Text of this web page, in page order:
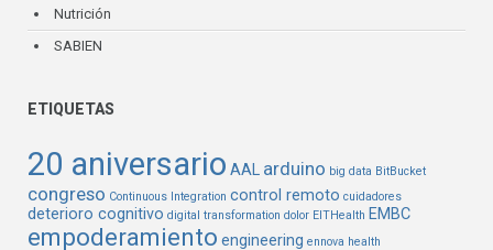
Nutrición
SABIEN
ETIQUETAS
20 aniversario AAL arduino big data BitBucket
congreso Continuous Integration control remoto cuidadores
deterioro cognitivo digital transformation dolor EITHealth EMBC
empoderamiento engineering ennova health